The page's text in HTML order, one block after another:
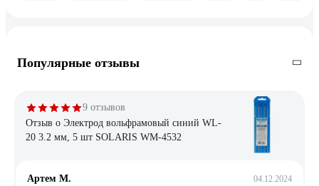
Популярные отзывы
9 отзывов
Отзыв о Электрод вольфрамовый синий WL-
20 3.2 мм, 5 шт SOLARIS WM-4532
Артем М. 04.12.2024